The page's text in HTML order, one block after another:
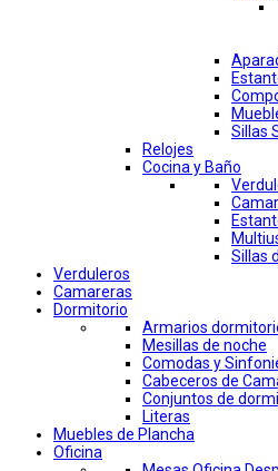
Sillas
Relojes
Cocina y Baño
Sillas
Verduleros
Camareras
Dormitorio
Armarios
Mesillas de noche
Comodas y
Cabeceros de
Conjuntos de
Literas
Muebles de Plancha
Oficina